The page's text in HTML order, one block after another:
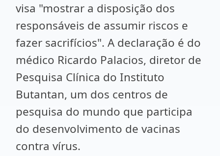
visa "mostrar a disposição dos
responsáveis de assumir riscos e
fazer sacrifícios". A declaração é do
médico Ricardo Palacios, diretor de
Pesquisa Clínica do Instituto
Butantan, um dos centros de
pesquisa do mundo que participa
do desenvolvimento de vacinas
contra vírus.